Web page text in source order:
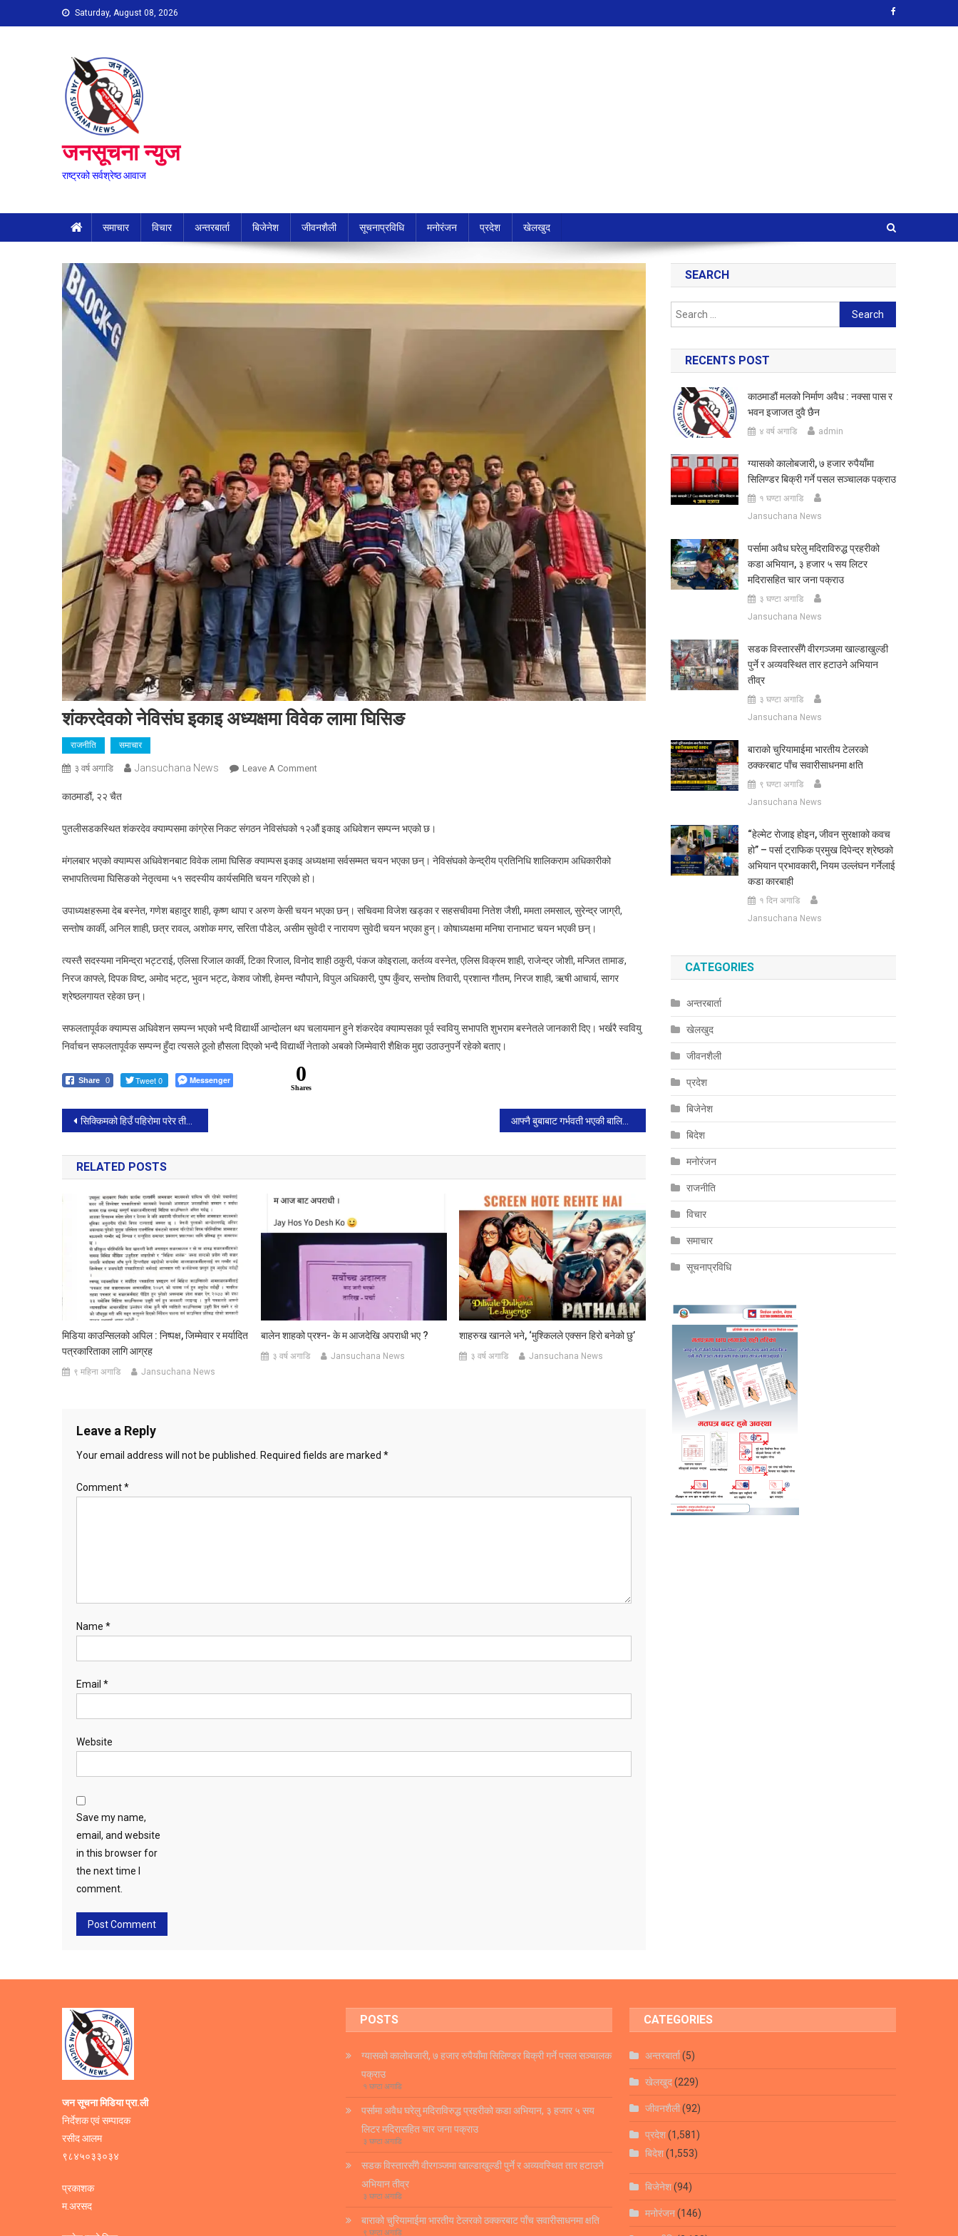
to
Saturday, August 08, 2026
जनसूचना न्युज
राष्ट्रको सर्वश्रेष्ठ आवाज
समाचार विचार अन्तरबार्ता बिजेनेश जीवनशैली सूचनाप्रविधि मनोरंजन प्रदेश खेलखुद
शंकरदेवको नेविसंघ इकाइ अध्यक्षमा विवेक लामा घिसिङ
राजनीति समाचार
३ वर्ष अगाडि Jansuchana News Leave A CommentOn
अध्यक्षमा
लामा
काठमाडौं, २२ चैत
पुतलीसडकस्थित शंकरदेव क्याम्पसमा कांग्रेस निकट संगठन नेविसंघको १२औं इकाइ अधिवेशन सम्पन्न भएको छ।
मंगलबार भएको क्याम्पस अधिवेशनबाट विवेक लामा घिसिङ क्याम्पस इकाइ अध्यक्षमा सर्वसम्मत चयन भएका छन्। नेविसंघको केन्द्रीय प्रतिनिधि शालिकराम अधिकारीको
सभापतित्वमा घिसिङको नेतृत्वमा ५१ सदस्यीय कार्यसमिति चयन गरिएको हो।
उपाध्यक्षहरूमा देब बस्नेत, गणेश बहादुर शाही, कृष्ण थापा र अरुण केसी चयन भएका छन्। सचिवमा विजेश खड्का र सहसचीवमा नितेश जैशी, ममता लमसाल, सुरेन्द्र जाग्री,
सन्तोष कार्की, अनिल शाही, छत्र रावल, अशोक मगर, सरिता पौडेल, असीम सुवेदी र नारायण सुवेदी चयन भएका हुन्। कोषाध्यक्षमा मनिषा रानाभाट चयन भएकी छन्।
त्यस्तै सदस्यमा नमिन्द्रा भट्टराई, एलिसा रिजाल कार्की, टिका रिजाल, विनोद शाही ठकुरी, पंकज कोइराला, कर्तव्य वस्नेत, एलिस विक्रम शाही, राजेन्द्र जोशी, मन्जित तामाङ,
निरज काफ्ले, दिपक विष्ट, अमोद भट्ट, भुवन भट्ट, केशव जोशी, हेमन्त न्यौपाने, विपुल अधिकारी, पुष्प कुँवर, सन्तोष तिवारी, प्रशान्त गौतम, निरज शाही, ऋषी आचार्य, सागर
श्रेष्ठलगायत रहेका छन्।
सफलतापूर्वक क्याम्पस अधिवेशन सम्पन्न भएको भन्दै विद्यार्थी आन्दोलन थप चलायमान हुने शंकरदेव क्याम्पसका पूर्व स्ववियु सभापति शुभराम बस्नेतले जानकारी दिए। भर्खरै स्ववियु
निर्वाचन सफलतापूर्वक सम्पन्न हुँदा त्यसले ठूलो हौसला दिएको भन्दै विद्यार्थी नेताको अबको जिम्मेवारी शैक्षिक मुद्दा उठाउनुपर्ने रहेको बताए।
Share 0 Tweet 0 Messenger 0
Shares
Post
navigation
सिक्किमको हिउँ पहिरोमा परेर तीन नेपालीको मृत्यु, मृत्यु हुनेमा चितवनका २ र रुपेन्देहीका एक आफ्नै बुबाबाट गर्भवती भएकी बालिकाको सम्पूर्ण जिम्मेवारी सहयात्री नेपालले लिने
RELATED POSTS
मिडिया काउन्सिलको अपिल : निष्पक्ष, जिम्मेवार र मर्यादित
पत्रकारिताका लागि आग्रह
९ महिना अगाडि Jansuchana News
बालेन शाहको प्रश्न- के म आजदेखि अपराधी भए ?
३ वर्ष अगाडि Jansuchana News
शाहरुख खानले भने, ‘मुश्किलले एक्सन हिरो बनेको छु’
३ वर्ष अगाडि Jansuchana News
Leave a Reply
Your email address will not be published. Required fields are marked *
Comment*
Name *
Email *
Website
Save my name,
email, and website
in this browser for
the next time I
comment.
SEARCH
Search
for:
RECENTS POST
काठमाडौं मलको निर्माण अवैध : नक्सा पास र
भवन इजाजत दुवै छैन
४ वर्ष अगाडि admin
ग्यासको कालोबजारी, ७ हजार रुपैयाँमा
सिलिण्डर बिक्री गर्ने पसल सञ्चालक पक्राउ
१ घण्टा अगाडि
Jansuchana News
पर्सामा अवैध घरेलु मदिराविरुद्ध प्रहरीको
कडा अभियान, ३ हजार ५ सय लिटर
मदिरासहित चार जना पक्राउ
३ घण्टा अगाडि
Jansuchana News
सडक विस्तारसँगै वीरगञ्जमा खाल्डाखुल्डी
पुर्ने र अव्यवस्थित तार हटाउने अभियान
तीव्र
३ घण्टा अगाडि
Jansuchana News
बाराको चुरियामाईमा भारतीय टेलरको
ठक्करबाट पाँच सवारीसाधनमा क्षति
९ घण्टा अगाडि
Jansuchana News
“हेल्मेट रोजाइ होइन, जीवन सुरक्षाको कवच
हो” – पर्सा ट्राफिक प्रमुख दिपेन्द्र श्रेष्ठको
अभियान प्रभावकारी, नियम उल्लंघन गर्नेलाई
कडा कारबाही
१ दिन अगाडि
Jansuchana News
CATEGORIES
अन्तरबार्ता
खेलखुद
जीवनशैली
प्रदेश
बिजेनेश
बिदेश
मनोरंजन
राजनीति
विचार
समाचार
सूचनाप्रविधि
जन सूचना मिडिया प्रा.ली
निर्देशक एवं सम्पादक
रसीद आलम
९८४५०३३०३४
प्रकाशक
म.अरसद
POSTS
ग्यासको कालोबजारी, ७ हजार रुपैयाँमा सिलिण्डर बिक्री गर्ने पसल सञ्चालक
पक्राउ
१ घण्टा अगाडि
पर्सामा अवैध घरेलु मदिराविरुद्ध प्रहरीको कडा अभियान, ३ हजार ५ सय
लिटर मदिरासहित चार जना पक्राउ
३ घण्टा अगाडि
सडक विस्तारसँगै वीरगञ्जमा खाल्डाखुल्डी पुर्ने र अव्यवस्थित तार हटाउने
अभियान तीव्र
३ घण्टा अगाडि
बाराको चुरियामाईमा भारतीय टेलरको ठक्करबाट पाँच सवारीसाधनमा क्षति
९ घण्टा अगाडि
CATEGORIES
अन्तरबार्ता(5)
खेलखुद(229)
जीवनशैली(92)
प्रदेश(1,581)
बिदेश(1,553)
बिजेनेश(94)
मनोरंजन(146)